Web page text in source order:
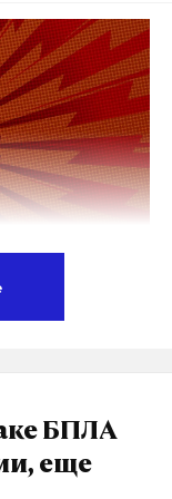
область
БПЛА
еще